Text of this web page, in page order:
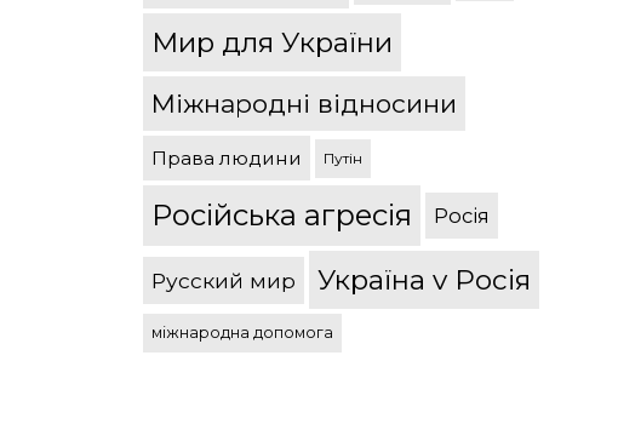
Мир для України
Міжнародні відносини
Права людини Путін
Російська агресія Росія
Русский мир Україна v Росія
міжнародна допомога